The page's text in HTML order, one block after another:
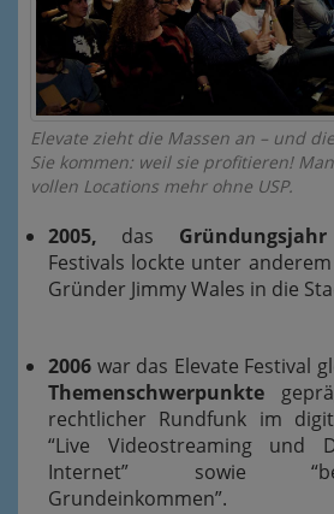
Elevate zieht die Massen an – und
Sie kommen: weil sie profitieren!
vollen Locations mehr ohne USP.
2005, das
Festivals lockte unter
Gründer Jimmy Wales in die
2006 war das Elevate Festival
Themenschwerpunkte
rechtlicher Rundfunk im
“Live Videostreaming und
Internet” sowie
Grundeinkommen”.